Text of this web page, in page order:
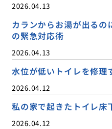
2026.04.13
カランからお湯が出る
の緊急対応術
2026.04.13
水位が低いトイレを修理
2026.04.12
私の家で起きたトイレ床
2026.04.12